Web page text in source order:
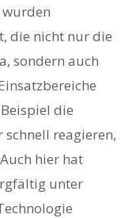
wurden
die nicht nur die
sondern auch
die
reagieren,
hier hat
unter